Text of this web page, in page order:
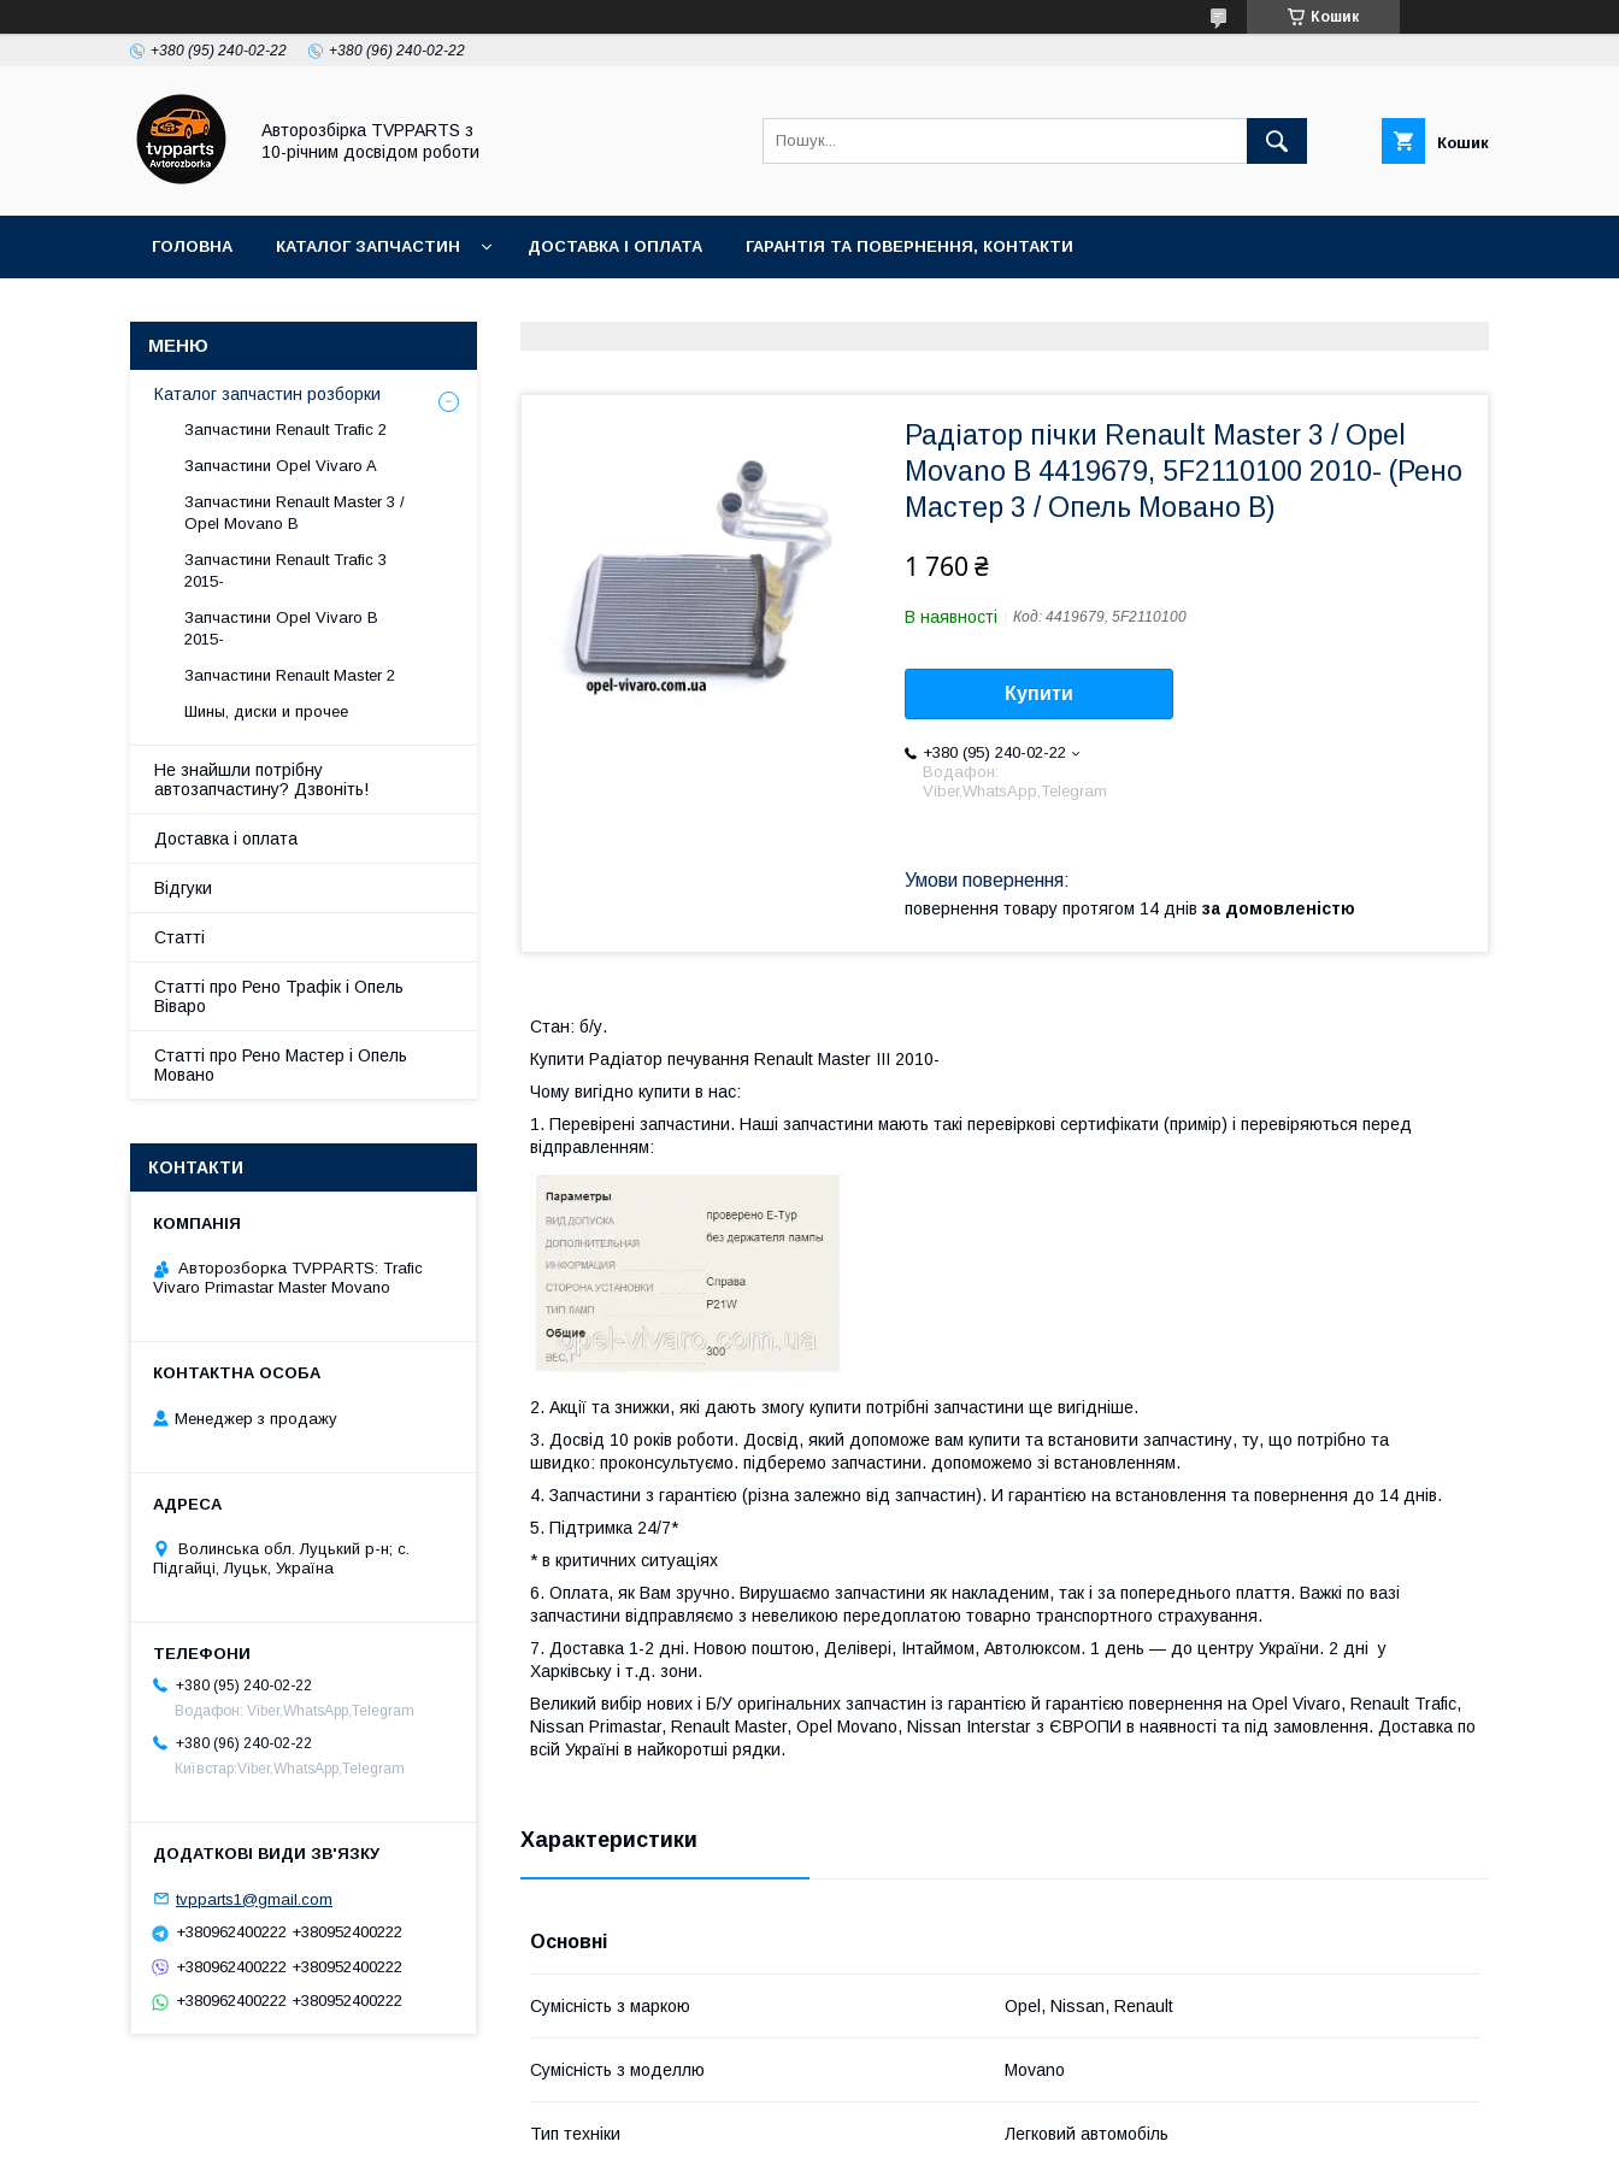
Кошик
+380 (95) 240-02-22 +380 (96) 240-02-22
Авторозбірка TVPPARTS з
10-річним досвідом роботи
Кошик
ГОЛОВНА КАТАЛОГ ЗАПЧАСТИН ДОСТАВКА І ОПЛАТА ГАРАНТІЯ ТА ПОВЕРНЕННЯ, КОНТАКТИ
Радіатор пічки Renault Master 3 / Opel
Movano B 4419679, 5F2110100 2010- (Рено
Мастер 3 / Опель Мовано B)
1 760 ₴
В наявності Код: 4419679, 5F2110100
Купити
+380 (95) 240-02-22
Водафон:
Viber,WhatsApp,Telegram
повернення товару протягом 14 днів за домовленістю
Стан: б/у.
Купити Радіатор печування Renault Master III 2010-
Чому вигідно купити в нас:
1. Перевірені запчастини. Наші запчастини мають такі перевіркові сертифікати (примір) і перевіряються перед
відправленням:
2. Акції та знижки, які дають змогу купити потрібні запчастини ще вигідніше.
3. Досвід 10 років роботи. Досвід, який допоможе вам купити та встановити запчастину, ту, що потрібно та
швидко: проконсультуємо. підберемо запчастини. допоможемо зі встановленням.
4. Запчастини з гарантією (різна залежно від запчастин). И гарантією на встановлення та повернення до 14 днів.
5. Підтримка 24/7*
* в критичних ситуаціях
6. Оплата, як Вам зручно. Вирушаємо запчастини як накладеним, так і за попереднього плаття. Важкі по вазі
запчастини відправляємо з невеликою передоплатою товарно транспортного страхування.
7. Доставка 1-2 дні. Новою поштою, Делівері, Інтаймом, Автолюксом. 1 день — до центру України. 2 дні у
Харківську і т.д. зони.
Великий вибір нових і Б/У оригінальних запчастин із гарантією й гарантією повернення на Opel Vivaro, Renault Trafic,
Nissan Primastar, Renault Master, Opel Movano, Nissan Interstar з ЄВРОПИ в наявності та під замовлення. Доставка по
всій Україні в найкоротші рядки.
Характеристики
Основні
Сумісність з маркою Opel, Nissan, Renault
Сумісність з моделлю Movano
Тип техніки Легковий автомобіль
Каталог запчастин розборки
Запчастини Renault Trafic 2
Запчастини Opel Vivaro A
Запчастини Renault Master 3 /
Opel Movano B
Запчастини Renault Trafic 3
2015-
Запчастини Opel Vivaro B
2015-
Запчастини Renault Master 2
Шины, диски и прочее
Не знайшли потрібну
автозапчастину? Дзвоніть!
Доставка і оплата
Відгуки
Статті
Статті про Рено Трафік і Опель
Віваро
Статті про Рено Мастер і Опель
Мовано
КОНТАКТИ
Авторозборка TVPPARTS: Trafic
Vivaro Primastar Master Movano
Менеджер з продажу
Волинська обл. Луцький р-н; с.
Підгайці, Луцьк, Україна
+380 (95) 240-02-22
Водафон: Viber,WhatsApp,Telegram
+380 (96) 240-02-22
Київстар:Viber,WhatsApp,Telegram
tvpparts1@gmail.com
+380962400222 +380952400222
+380962400222 +380952400222
+380962400222 +380952400222